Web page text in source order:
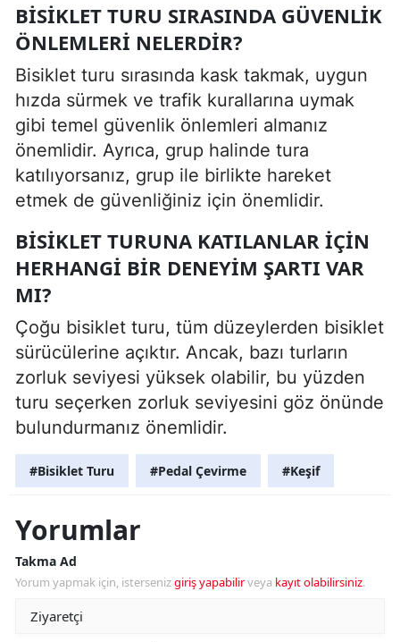
BISIKLET TURU SIRASINDA GÜVENLIK
ÖNLEMLERI NELERDIR?
Bisiklet turu sırasında kask takmak, uygun
hızda sürmek ve trafik kurallarına uymak
gibi temel güvenlik önlemleri almanız
önemlidir. Ayrıca, grup halinde tura
katılıyorsanız, grup ile birlikte hareket
etmek de güvenliğiniz için önemlidir.
BISIKLET TURUNA KATILANLAR IÇIN
HERHANGI BIR DENEYIM ŞARTI VAR
MI?
Çoğu bisiklet turu, tüm düzeylerden bisiklet
sürücülerine açıktır. Ancak, bazı turların
zorluk seviyesi yüksek olabilir, bu yüzden
turu seçerken zorluk seviyesini göz önünde
bulundurmanız önemlidir.
#Bisiklet Turu #Pedal Çevirme #Keşif
Yorumlar
Takma Ad
Yorum yapmak için, istersenizgiriş yapabilirveya kayıt olabilirsiniz.